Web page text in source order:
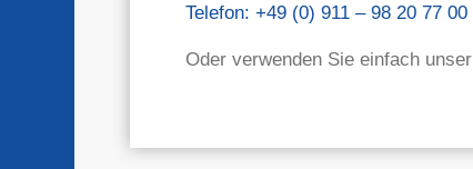
Telefon: +49 (0) 911 – 98 20 77 00
Oder verwenden Sie einfach unser